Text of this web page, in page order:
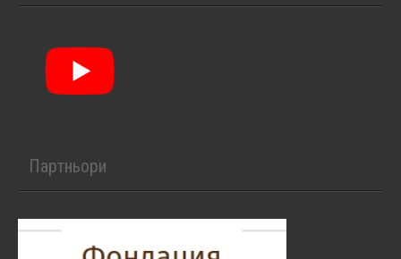
Партньори